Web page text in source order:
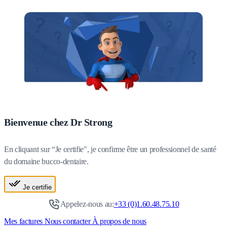
Bienvenue chez Dr Strong
En cliquant sur “Je certifie", je confirme être un professionnel de santé
du domaine bucco-dentaire.
Je certifie
Appelez-nous au:+33 (0)1.60.48.75.10
Mes factures Nous contacterÀ propos de nous